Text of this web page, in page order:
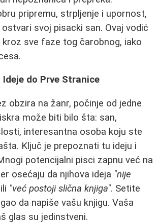
pripremu, strpljenje i upornost,
svoj pisacki san. Ovaj vodić
sve faze tog čarobnog, iako
Ideje do Prve Stranice
obzira na žanr, počinje od jedne
može biti bilo šta: san,
interesantna osoba koju ste
Ključ je prepoznati tu ideju i
potencijalni pisci zapnu već na
osećaju da njihova ideja "nije
ili "već postoji slična knjiga". Setite
da napiše vašu knjigu. Vaša
glas su jedinstveni.